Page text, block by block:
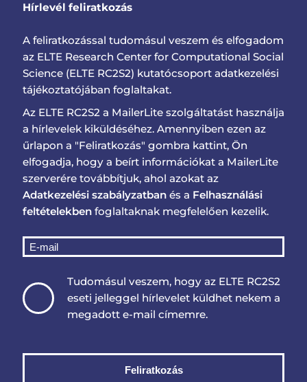
Hírlevél feliratkozás
A feliratkozással tudomásul veszem és elfogadom
az ELTE Research Center for Computational Social
Science (ELTE RC2S2) kutatócsoport adatkezelési
tájékoztatójában foglaltakat.
Az ELTE RC2S2 a MailerLite szolgáltatást használja
a hírlevelek kiküldéséhez. Amennyiben ezen az
űrlapon a "Feliratkozás" gombra kattint, Ön
elfogadja, hogy a beírt információkat a MailerLite
szerverére továbbítjuk, ahol azokat az
Adatkezelési szabályzatbanés a Felhasználási
feltételekbenfoglaltaknak megfelelően kezelik.
Tudomásul veszem, hogy az ELTE RC2S2
eseti jelleggel hírlevelet küldhet nekem a
megadott e-mail címemre.